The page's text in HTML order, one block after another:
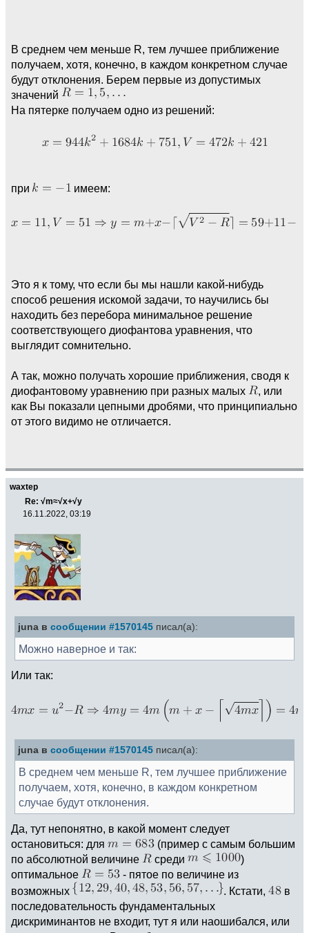
В среднем чем меньше R, тем лучшее приближение
получаем, хотя, конечно, в каждом конкретном случае
будут отклонения. Берем первые из допустимых
значений
На пятерке получаем одно из решений:
при имеем:
Это я к тому, что если бы мы нашли какой-нибудь
способ решения искомой задачи, то научились бы
находить без перебора минимальное решение
соответствующего диофантова уравнения, что
выглядит сомнительно.
А так, можно получать хорошие приближения, сводя к
диофантовому уравнению при разных малых
, или
как Вы показали цепными дробями, что принципиально
от этого видимо не отличается.
waxtep
Re: √m≈√x+√y
16.11.2022, 03:19
juna в сообщении #1570145 писал(а):
Можно наверное и так:
Или так:
juna в сообщении #1570145 писал(а):
В среднем чем меньше R, тем лучшее приближение
получаем, хотя, конечно, в каждом конкретном
случае будут отклонения.
Да, тут непонятно, в какой момент следует
остановиться: для
(пример с самым большим
по абсолютной величине
среди
)
оптимальное
- пятое по величине из
возможных
. Кстати,
в
последовательность фундаментальных
дискриминантов не входит, тут я или наошибался, или